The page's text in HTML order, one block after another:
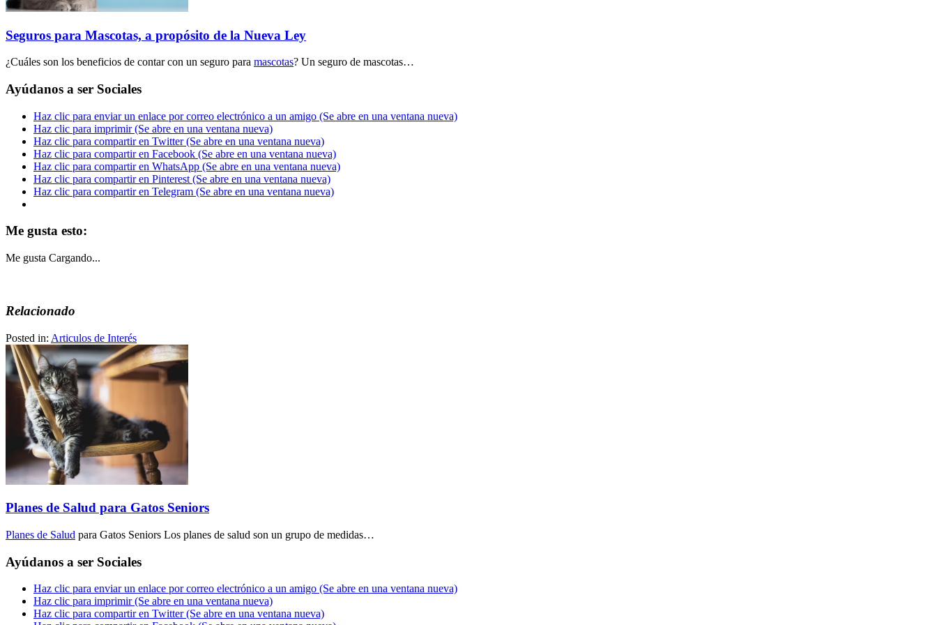
Seguros para Mascotas, a propósito de la Nueva Ley
¿Cuáles son los beneficios de contar con un seguro para mascotas? Un seguro de mascotas…
Ayúdanos a ser Sociales
Haz clic para enviar un enlace por correo electrónico a un amigo (Se abre en una ventana nueva)
Haz clic para imprimir (Se abre en una ventana nueva)
Haz clic para compartir en Twitter (Se abre en una ventana nueva)
Haz clic para compartir en Facebook (Se abre en una ventana nueva)
Haz clic para compartir en WhatsApp (Se abre en una ventana nueva)
Haz clic para compartir en Pinterest (Se abre en una ventana nueva)
Haz clic para compartir en Telegram (Se abre en una ventana nueva)
Me gusta esto:
Me gusta Cargando...
Relacionado
Posted in: Articulos de Interés
Planes de Salud para Gatos Seniors
Planes de Salud para Gatos Seniors Los planes de salud son un grupo de medidas…
Ayúdanos a ser Sociales
Haz clic para enviar un enlace por correo electrónico a un amigo (Se abre en una ventana nueva)
Haz clic para imprimir (Se abre en una ventana nueva)
Haz clic para compartir en Twitter (Se abre en una ventana nueva)